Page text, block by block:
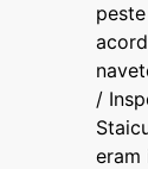
/
eram